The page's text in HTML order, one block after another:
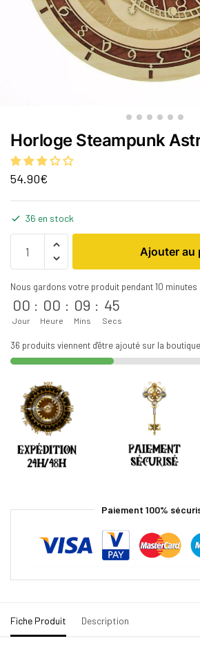
Horloge Steampunk
54.90€
36 en stock
Ajouter au
Nous gardons votre produit pendant 10 minutes
00
Jour
: 00
Heure
: 09
Mins
: 45
Secs
36 produits viennent d'être ajouté sur la
Paiement 100%
Fiche Produit Description